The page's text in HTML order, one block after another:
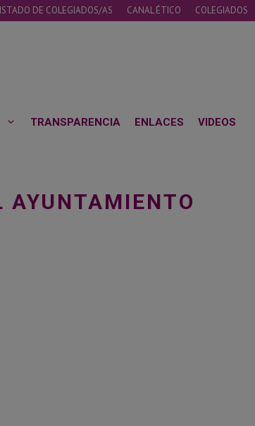
DE COLEGIADOS/AS CANAL ÉTICO COLEGIADOS
TRANSPARENCIA ENLACES VIDEOS
AYUNTAMIENTO